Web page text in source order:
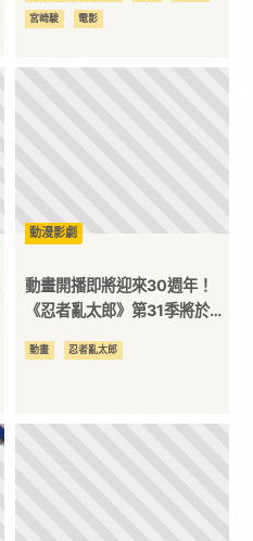
宮崎駿 電影
動漫影劇
動畫開播即將迎來30週年！
《忍者亂太郎》第31季將於
動畫 忍者亂太郎